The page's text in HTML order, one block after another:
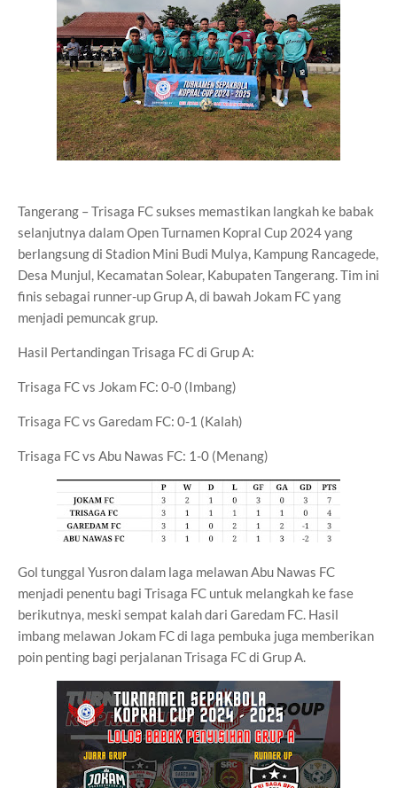
Tangerang – Trisaga FC sukses memastikan langkah ke babak
selanjutnya dalam Open Turnamen Kopral Cup 2024 yang
berlangsung di Stadion Mini Budi Mulya, Kampung Rancagede,
Desa Munjul, Kecamatan Solear, Kabupaten Tangerang. Tim ini
finis sebagai runner-up Grup A, di bawah Jokam FC yang
menjadi pemuncak grup.
Hasil Pertandingan Trisaga FC di Grup A:
Trisaga FC vs Jokam FC: 0-0 (Imbang)
Trisaga FC vs Garedam FC: 0-1 (Kalah)
Trisaga FC vs Abu Nawas FC: 1-0 (Menang)
Gol tunggal Yusron dalam laga melawan Abu Nawas FC
menjadi penentu bagi Trisaga FC untuk melangkah ke fase
berikutnya, meski sempat kalah dari Garedam FC. Hasil
imbang melawan Jokam FC di laga pembuka juga memberikan
poin penting bagi perjalanan Trisaga FC di Grup A.